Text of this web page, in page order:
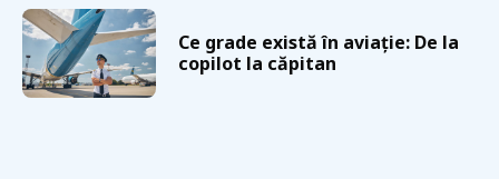
Ce grade există în aviație: De la
copilot la căpitan